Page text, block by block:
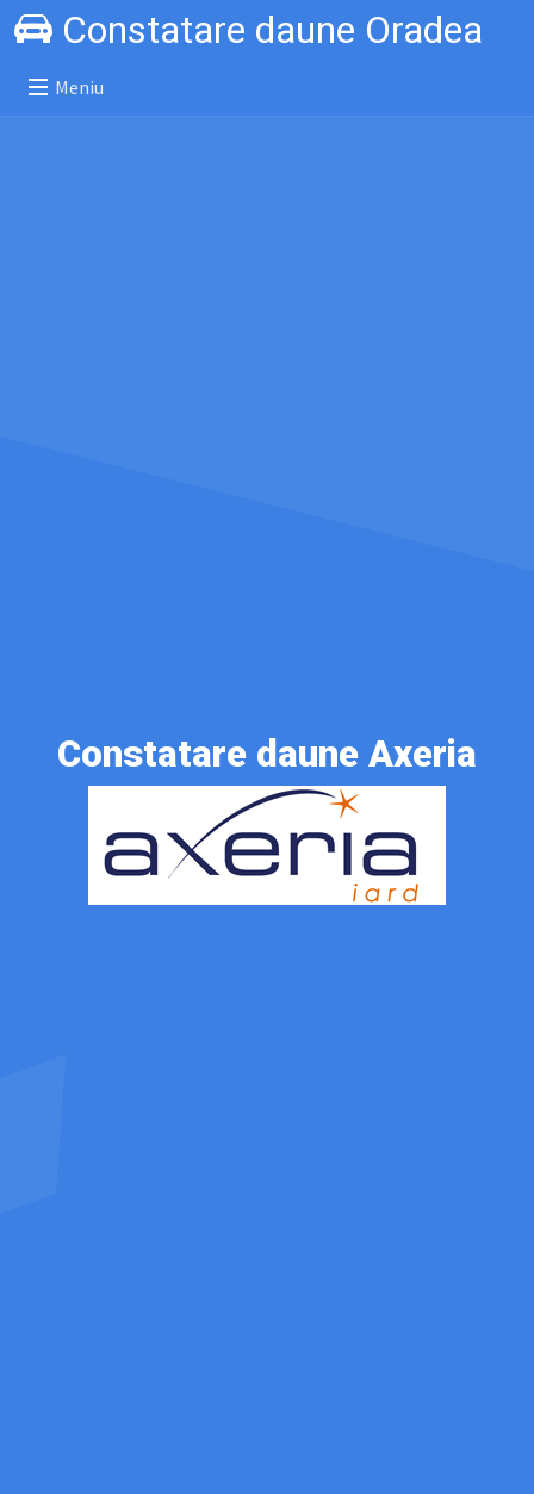
Constatare daune Oradea
Meniu
Constatare daune Axeria